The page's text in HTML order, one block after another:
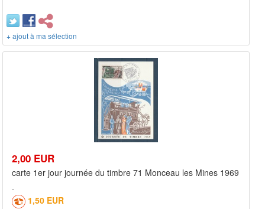
+ ajout à ma sélection
2,00 EUR
carte 1er jour journée du timbre 71 Monceau les Mines 1969
1,50 EUR